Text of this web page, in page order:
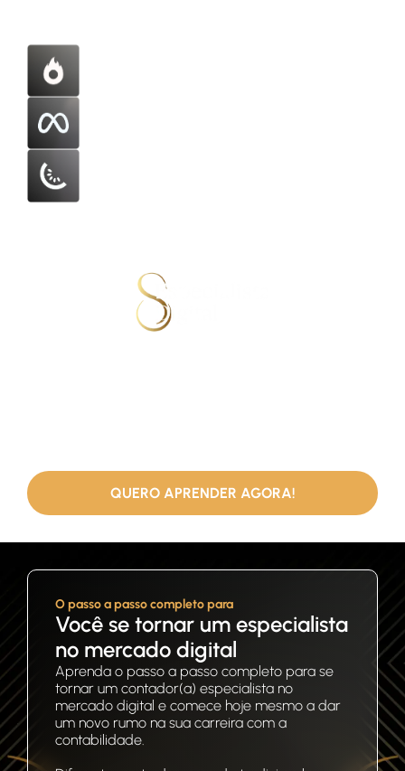
QUERO APRENDER AGORA!
O passo a passo completo para
Você se tornar um especialista
no mercado digital
Aprenda o passo a passo completo para se
tornar um contador(a) especialista no
mercado digital e comece hoje mesmo a dar
um novo rumo na sua carreira com a
contabilidade.